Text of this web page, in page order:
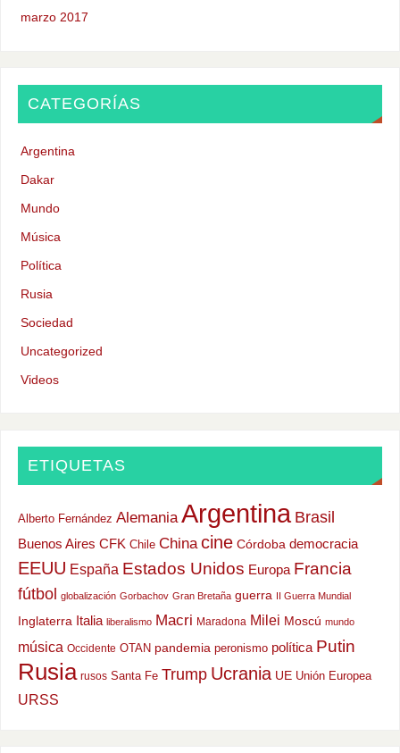
marzo 2017
CATEGORÍAS
Argentina
Dakar
Mundo
Música
Política
Rusia
Sociedad
Uncategorized
Videos
ETIQUETAS
Alberto Fernández Alemania Argentina Brasil
Buenos Aires CFK Chile China cine Córdoba democracia
EEUU España Estados Unidos Europa Francia
fútbol globalización Gorbachov Gran Bretaña guerra II Guerra Mundial
Inglaterra Italia liberalismo Macri Maradona Milei Moscú mundo
música Occidente OTAN pandemia peronismo política Putin
Rusia rusos Santa Fe Trump Ucrania UE Unión Europea
URSS